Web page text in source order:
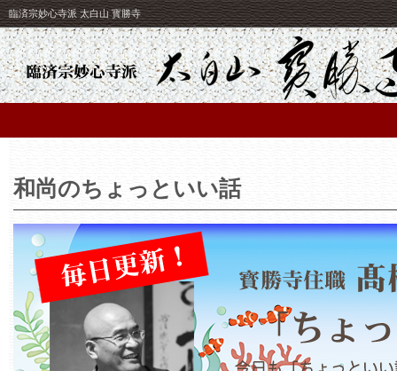
臨済宗妙心寺派 太白山 寳勝寺
和尚のちょっといい話